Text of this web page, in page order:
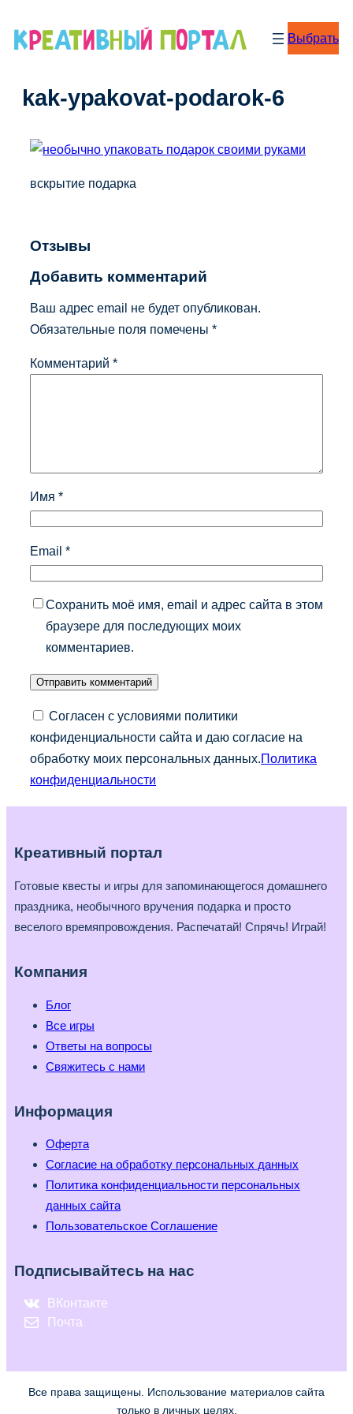
Выбрать
kak-ypakovat-podarok-6
вскрытие подарка
Отзывы
Добавить комментарий
Ваш адрес email не будет опубликован.
Обязательные поля помечены *
Комментарий *
Имя *
Email *
Сохранить моё имя, email и адрес сайта в этом
браузере для последующих моих
комментариев.
Согласен с условиями политики
конфиденциальности сайта и даю согласие на
обработку моих персональных данных. Политика
конфиденциальности
Креативный портал
Готовые квесты и игры для запоминающегося домашнего
праздника, необычного вручения подарка и просто
веселого времяпровождения. Распечатай! Спрячь! Играй!
Компания
Блог
Все игры
Ответы на вопросы
Свяжитесь с нами
Информация
Оферта
Согласие на обработку персональных данных
Политика конфиденциальности персональных
данных сайта
Пользовательское Соглашение
Подписывайтесь на нас
ВКонтакте
Почта
Все права защищены. Использование материалов сайта
только в личных целях.